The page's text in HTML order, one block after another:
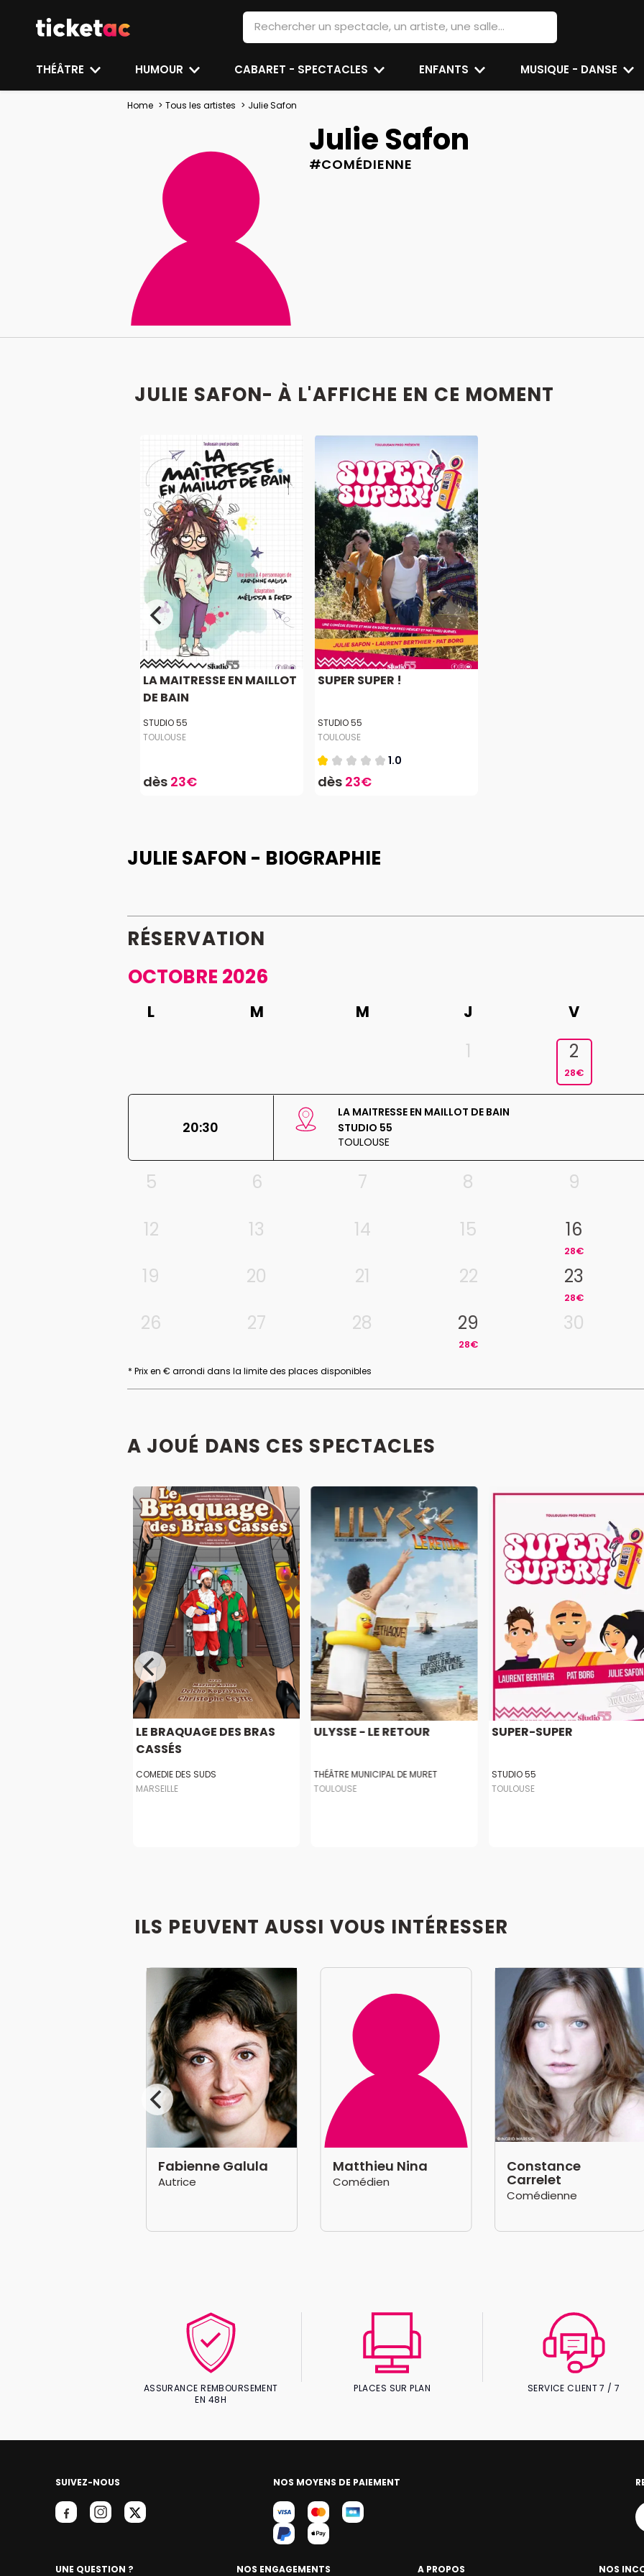
THÉÂTRE HUMOUR CABARET - SPECTACLES ENFANTS MUSIQUE - DANSE
Home Tous les artistes Julie Safon
Julie Safon
#COMÉDIENNE
JULIE SAFON- À L'AFFICHE EN CE MOMENT
LA MAITRESSE EN MAILLOT
DE BAIN
STUDIO 55
TOULOUSE
dès 23€
SUPER SUPER !
STUDIO 55
TOULOUSE
1.0
dès 23€
JULIE SAFON - BIOGRAPHIE
RÉSERVATION
OCTOBRE 2026
L M M J V
1 2
28€
20:30
LA MAITRESSE EN MAILLOT DE BAIN
STUDIO 55
TOULOUSE
5 6 7 8
9
12
13 14 15 16
28€
19 20 21 22 23
28€
26 27 28 29
28€
30
* Prix en € arrondi dans la limite des places disponibles
A JOUÉ DANS CES SPECTACLES
LE BRAQUAGE DES BRAS
CASSÉS
COMEDIE DES SUDS
MARSEILLE
ULYSSE - LE RETOUR
THÉÂTRE MUNICIPAL DE MURET
TOULOUSE
SUPER-SUPER
STUDIO 55
TOULOUSE
ILS PEUVENT AUSSI VOUS INTÉRESSER
Fabienne Galula
Autrice
Matthieu Nina
Comédien
Constance
Carrelet
Comédienne
ASSURANCE REMBOURSEMENT
EN 48H
PLACES SUR PLAN SERVICE CLIENT 7 / 7
SUIVEZ-NOUS NOS MOYENS DE PAIEMENT
UNE QUESTION ? NOS ENGAGEMENTS A PROPOS NOS